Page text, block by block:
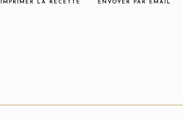
IMPRIMER LA RECETTE ENVOYER PAR EMAIL